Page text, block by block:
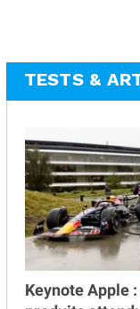
TESTS &
Keynote Apple